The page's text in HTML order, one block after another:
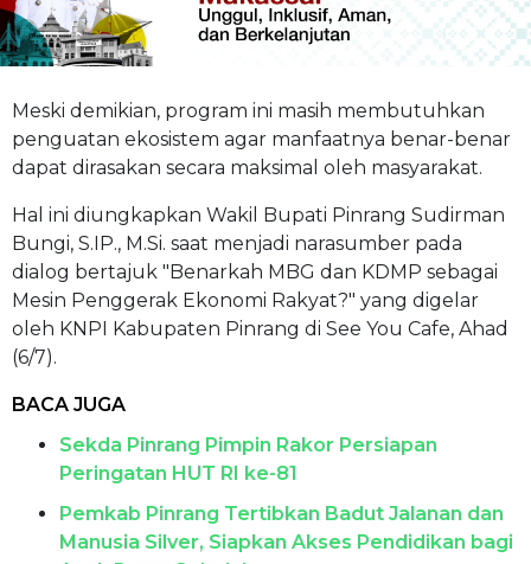
Meski demikian, program ini masih membutuhkan
penguatan ekosistem agar manfaatnya benar-benar
dapat dirasakan secara maksimal oleh masyarakat.
Hal ini diungkapkan Wakil Bupati Pinrang Sudirman
Bungi, S.IP., M.Si. saat menjadi narasumber pada
dialog bertajuk "Benarkah MBG dan KDMP sebagai
Mesin Penggerak Ekonomi Rakyat?" yang digelar
oleh KNPI Kabupaten Pinrang di See You Cafe, Ahad
(6/7).
BACA JUGA
Sekda Pinrang Pimpin Rakor Persiapan
Peringatan HUT RI ke-81
Pemkab Pinrang Tertibkan Badut Jalanan dan
Manusia Silver, Siapkan Akses Pendidikan bagi